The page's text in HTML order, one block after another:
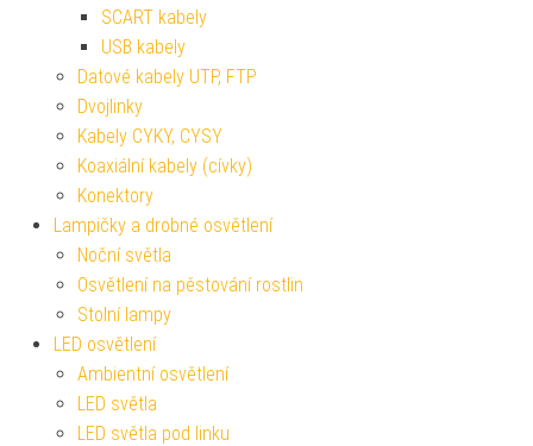
SCART kabely
USB kabely
Datové kabely UTP, FTP
Dvojlinky
Kabely CYKY, CYSY
Koaxiální kabely (cívky)
Konektory
Lampičky a drobné osvětlení
Noční světla
Osvětlení na pěstování rostlin
Stolní lampy
LED osvětlení
Ambientní osvětlení
LED světla
LED světla pod linku